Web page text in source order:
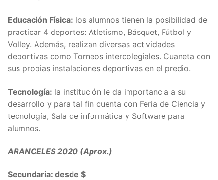
Educación Física: los alumnos tienen la posibilidad de
practicar 4 deportes: Atletismo, Básquet, Fútbol y
Volley. Además, realizan diversas actividades
deportivas como Torneos intercolegiales. Cuaneta con
sus propias instalaciones deportivas en el predio.
Tecnología: la institución le da importancia a su
desarrollo y para tal fin cuenta con Feria de Ciencia y
tecnología, Sala de informática y Software para
alumnos.
ARANCELES 2020 (Aprox.)
Secundaria: desde $